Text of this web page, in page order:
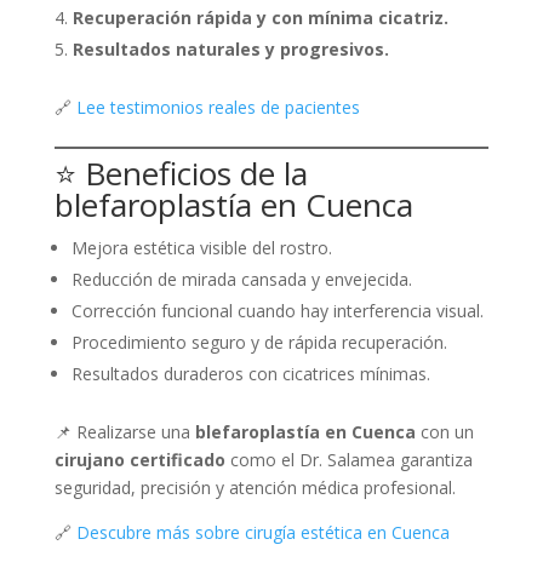
Recuperación rápida y con mínima cicatriz.
Resultados naturales y progresivos.
🔗 Lee testimonios reales de pacientes
⭐ Beneficios de la
blefaroplastía en Cuenca
Mejora estética visible del rostro.
Reducción de mirada cansada y envejecida.
Corrección funcional cuando hay interferencia visual.
Procedimiento seguro y de rápida recuperación.
Resultados duraderos con cicatrices mínimas.
📌 Realizarse una blefaroplastía en Cuenca con un
cirujano certificado como el Dr. Salamea garantiza
seguridad, precisión y atención médica profesional.
🔗 Descubre más sobre cirugía estética en Cuenca